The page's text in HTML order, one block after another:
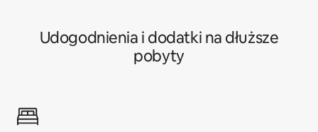
Udogodnienia i dodatki na dłuższe
pobyty